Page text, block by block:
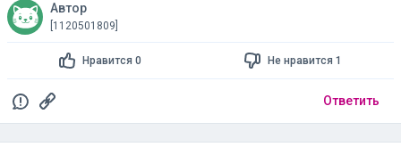
Автор
[1120501809]
Нравится 0 Не нравится 1
Ответить